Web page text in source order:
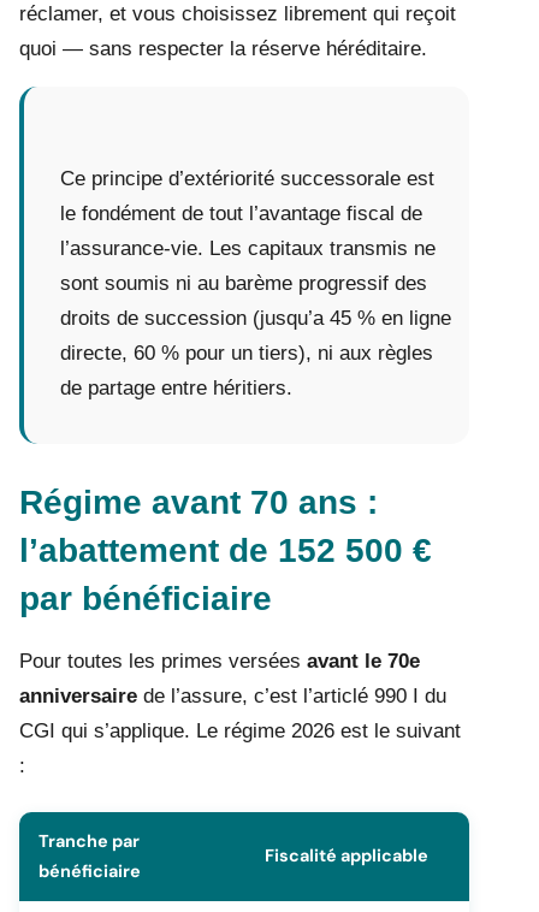
réclamer, et vous choisissez librement qui reçoit
quoi — sans respecter la réserve héréditaire.
Ce principe d’extériorité successorale est
le fondément de tout l’avantage fiscal de
l’assurance-vie. Les capitaux transmis ne
sont soumis ni au barème progressif des
droits de succession (jusqu’a 45 % en ligne
directe, 60 % pour un tiers), ni aux règles
de partage entre héritiers.
Régime avant 70 ans :
l’abattement de 152 500 €
par bénéficiaire
Pour toutes les primes versées avant le 70e
anniversaire de l’assure, c’est l’articlé 990 I du
CGI qui s’applique. Le régime 2026 est le suivant
:
Tranche par
bénéficiaire
Fiscalité applicable